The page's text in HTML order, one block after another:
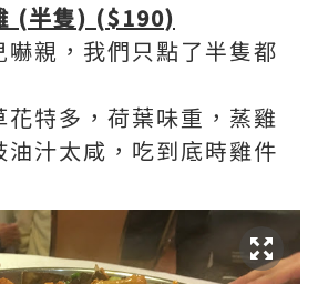
(半隻) ($190)
嚇親，我們只點了半隻都
花特多，荷葉味重，蒸雞
油汁太咸，吃到底時雞件